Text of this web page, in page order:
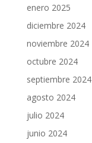
enero 2025
diciembre 2024
noviembre 2024
octubre 2024
septiembre 2024
agosto 2024
julio 2024
junio 2024